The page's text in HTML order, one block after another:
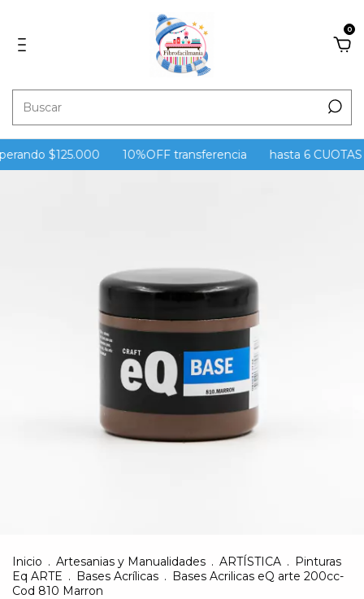
0
$125.000 10%OFF transferencia hasta 6 CUOTAS
Inicio . Artesanias y Manualidades . ARTÍSTICA . Pinturas
Eq ARTE . Bases Acrílicas . Bases Acrilicas eQ arte 200cc-
Cod 810 Marron